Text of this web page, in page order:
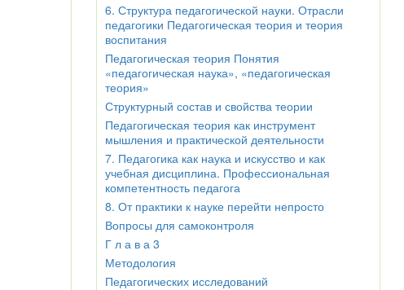
6. Структура педагогической науки. Отрасли
педагогики Педагогическая теория и теория
воспитания
Педагогическая теория Понятия
«педагогическая наука», «педагогическая
теория»
Структурный состав и свойства теории
Педагогическая теория как инструмент
мышления и практической деятельности
7. Педагогика как наука и искусство и как
учебная дисциплина. Профессиональная
компетентность педагога
8. От практики к науке перейти непросто
Вопросы для самоконтроля
Г л а в а 3
Методология
Педагогических исследований